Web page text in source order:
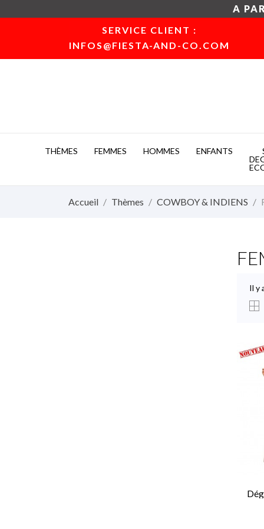
A
SERVICE CLIENT :
INFOS@FIESTA-AND-CO.COM
THÈMES FEMMES HOMMES ENFANTS
Accueil Thèmes COWBOY & INDIENS
Il y